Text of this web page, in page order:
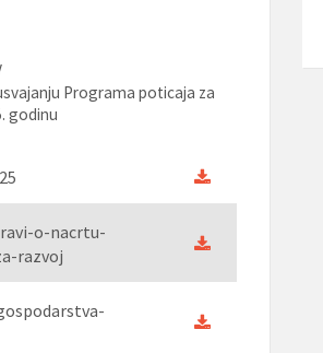
Programa poticaja za
godinu
o-nacrtu-
razvoj